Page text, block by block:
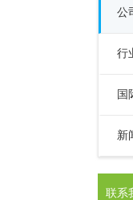
公
行
国
新
联系